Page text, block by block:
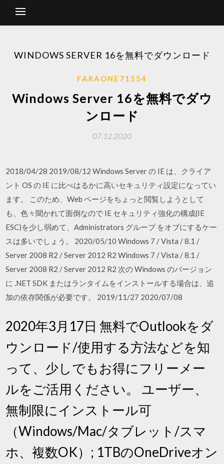
WINDOWS SERVER 16を無料でダウンロード
FARAONE71554
Windows Server 16を無料でダウ
ンロード
07.12.2020
2018/04/28 2019/08/12 Windows Server の IE は、クライア
ント OS の IE に比べはるかに高いセキュリティ設定になってい
ます。 このため、Web ページをちょっと閲覧しようとして
も、色々聞かれて面倒なので IE セキュリティ強化の構成(IE
ESC)を少し弱めて、Administrators グループ をオブにするケー
スは多いでしょう。 2020/05/10 Windows 7 / Vista / 8.1 /
Server 2008 R2 / Server 2012 R2 Windows 7 / Vista / 8.1 /
Server 2008 R2 / Server 2012 R2 次の Windows のバージョン
に .NET SDK またはランタイムをインストールする場合は、追
加の依存関係が必要です。 2019/11/27 2020/07/08
2020年3月17日 無料でOutlookをダ
ウンロード/使用する方法などを知
って、少しでもお得にフリーメー
ルをご活用ください。 ユーザー、
無制限にインストール可
（Windows/Mac/タブレット/スマ
ホ、複数OK）; 1TBのOneDriveオン